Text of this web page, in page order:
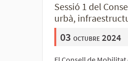
Sessió 1 del
urbà,
03 octubre 2024